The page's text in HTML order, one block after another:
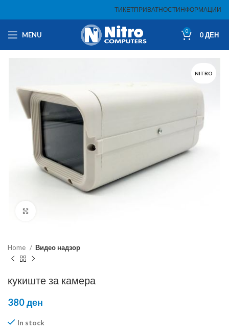
ТИКЕТПРИВАТНОСТИНФОРМАЦИИ
MENU 0 0ДЕН
NITRO
Home Видео надзор
кукиште за камера
380ден
In stock